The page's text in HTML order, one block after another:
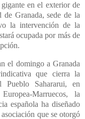
en el exterior de
Granada, sede de la
la intervención de la
ocupada por más de
el domingo a Granada
que cierra la
Pueblo Sahararui, en
Marruecos, la
española ha diseñado
que se otorgó